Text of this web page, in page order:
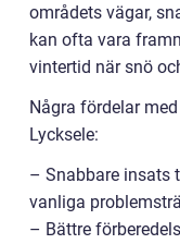
områdets vägar,
kan ofta vara
vintertid när snö
Några fördelar
Lycksele:
– Snabbare insats
vanliga
– Bättre